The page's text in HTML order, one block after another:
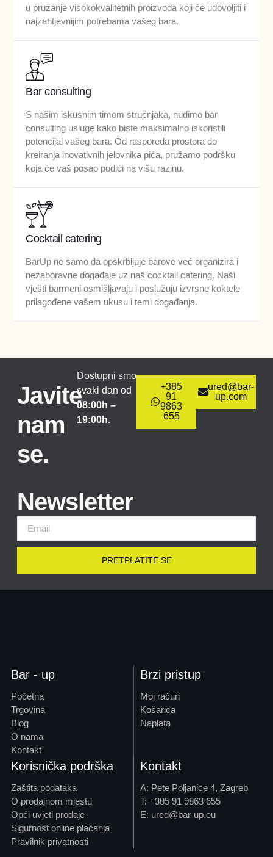
u pružanje visokokvalitetnih proizvoda koji će udovoljiti i
najzahtjevnijim potrebama vašeg bara.
Bar consulting
S našim iskusnim timom stručnjaka, nudimo bar
consulting usluge kako biste maksimalno iskoristili
potencijal vašeg bara. Od rasporeda prostora do
kreiranja inovativnih jelovnika pića, pružamo podršku
koja će vaš posao podići na višu razinu.
Cocktail catering
BarUp ne samo da opskrbljuje barove već organizira i
nezaboravne događaje uz naš cocktail catering. Naši
vješti barmeni osmišljavaju i poslužuju izvrsne koktele
prilagođene vašem ukusu i temi događanja.
Javite
nam
se.
Dostupni smo
svaki dan od
08:00h –
19:00h.
+385
91
9863
655
ured@bar-
up.com
Newsletter
PRETPLATITE SE
Bar - up
Početna
Trgovina
Blog
O nama
Kontakt
Brzi pristup
Moj račun
Košarica
Naplata
Korisnička podrška
Zaštita podataka
O prodajnom mjestu
Opći uvjeti prodaje
Sigurnost online plaćanja
Pravilnik privatnosti
Kontakt
A: Pete Poljanice 4, Zagreb
T: +385 91 9863 655
E: ured@bar-up.eu